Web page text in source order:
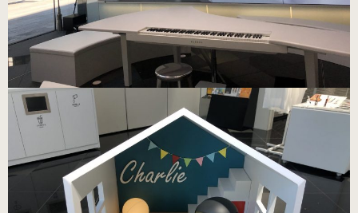
練習用（ストレッチ生地）
子供サイズ
（21.0～22.0cm）数量限定商品
室内用ルームシューズ
（ヒール高2.5cm）
ピアニスト用（ヒール高5cm）